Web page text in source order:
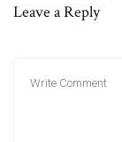
Leave a Reply